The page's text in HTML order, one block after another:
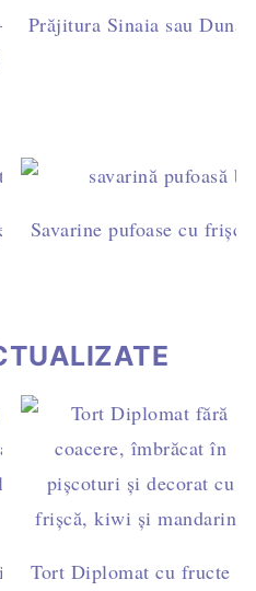
rețetă ușoară de casă, cu
(fără fondant)
Prăjitura Sinaia sau
ușoară cu blat de cacao,
Savarine pufoase cu
Tort Diplomat cu fructe și